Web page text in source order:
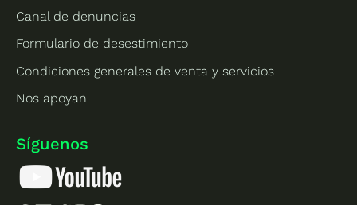
Canal de denuncias
Formulario de desestimiento
Condiciones generales de venta y servicios
Nos apoyan
Síguenos